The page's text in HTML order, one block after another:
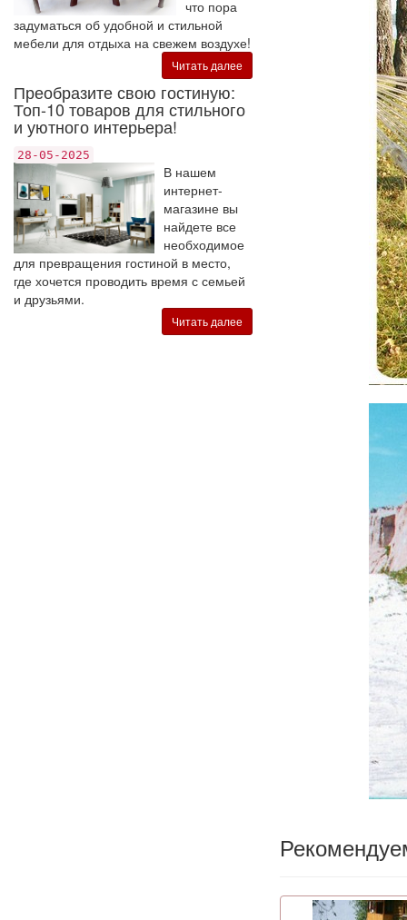
что пора
задуматься об удобной и стильной
мебели для отдыха на свежем воздухе!
Читать далее
Преобразите свою гостиную:
Топ-10 товаров для стильного
и уютного интерьера!
28-05-2025
В нашем
интернет-
магазине вы
найдете все
необходимое
для превращения гостиной в место,
где хочется проводить время с семьей
и друзьями.
Читать далее